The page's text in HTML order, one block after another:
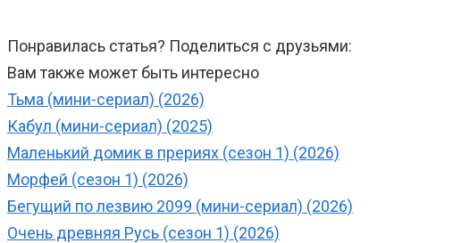
Понравилась статья? Поделиться с друзьями:
Вам также может быть интересно
Тьма (мини-сериал) (2026)
Кабул (мини-сериал) (2025)
Маленький домик в прериях (сезон 1) (2026)
Морфей (сезон 1) (2026)
Бегущий по лезвию 2099 (мини-сериал) (2026)
Очень древняя Русь (сезон 1) (2026)